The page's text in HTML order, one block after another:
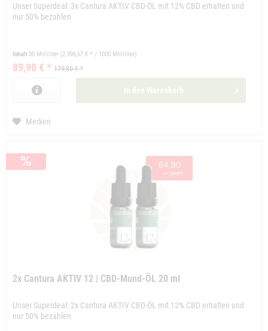
Unser Superdeal: 3x Cantura AKTIV CBD-ÖL mit 12% CBD erhalten und
nur 50% bezahlen
Inhalt 30 Milliliter (2.996,67 € * / 1000 Milliliter)
89,90 € * 179,80 € *
In den Warenkorb
Merken
2x Cantura AKTIV 12 | CBD-Mund-ÖL 20 ml
Unser Superdeal: 2x Cantura AKTIV CBD-ÖL mit 12% CBD erhalten und
nur 50% bezahlen